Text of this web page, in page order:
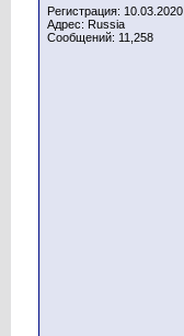
Регистрация: 10.03.2020
Адрес: Russia
Сообщений: 11,258